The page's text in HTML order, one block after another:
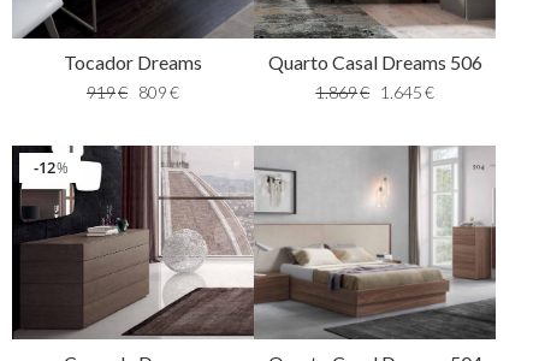
Tocador Dreams
919€ 809€
Quarto Casal Dreams 506
1.869€ 1.645€
%
12